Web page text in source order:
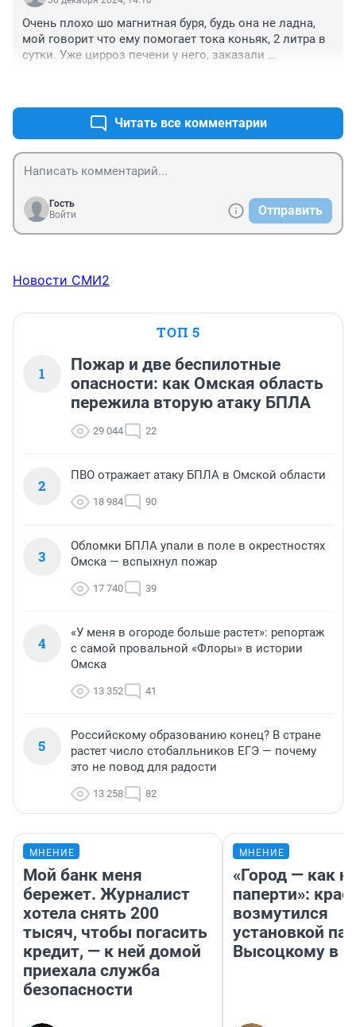
Очень плохо шо магнитная буря, будь она не ладна,
мой говорит что ему помогает тока коньяк, 2 литра в
сутки. Уже цирроз печени у него, заказали
Читать все комментарии
Гость
Войти
Отправить
Новости СМИ2
ТОП 5
1
Пожар и две беспилотные
опасности: как Омская область
пережила вторую атаку БПЛА
29 044 22
2
ПВО отражает атаку БПЛА в Омской области
18 984 90
3
Обломки БПЛА упали в поле в окрестностях
Омска — вспыхнул пожар
17 740 39
4
«У меня в огороде больше растет»: репортаж
с самой провальной «Флоры» в истории
Омска
13 352 41
5
Российскому образованию конец? В стране
растет число стобалльников ЕГЭ — почему
это не повод для радости
13 258 82
МНЕНИЕ
Мой банк меня
бережет. Журналист
хотела снять 200
тысяч, чтобы погасить
кредит, — к ней домой
приехала служба
безопасности
МНЕНИЕ
«Город — как
паперти»:
возмутился
установкой
Высоцкому в